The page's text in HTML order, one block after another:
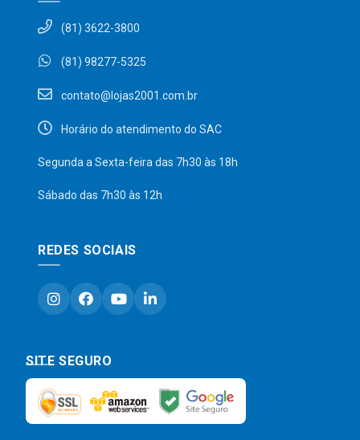
(81) 3622-3800
(81) 98277-5325
contato@lojas2001.com.br
Horário do atendimento do SAC
Segunda a Sexta-feira das 7h30 às 18h
Sábado das 7h30 às 12h
REDES SOCIAIS
SITE SEGURO